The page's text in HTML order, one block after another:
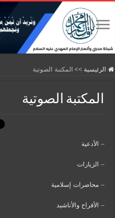
الرئيسية >> المكتبة الصوتية
المكتبة الصوتية
– الأدعية
– الزيارات
– محاضرات إسلامية
– الأفراح والأناشيد